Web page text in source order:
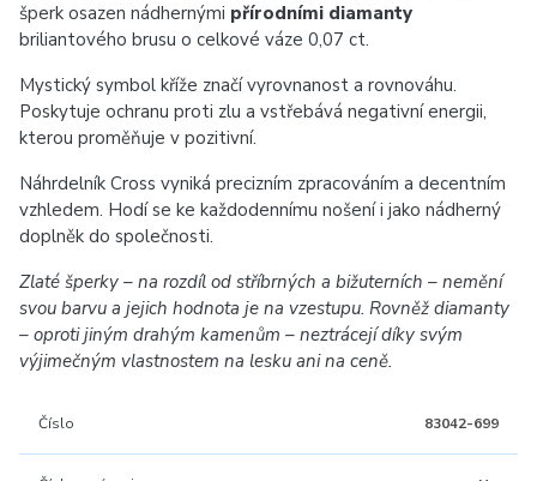
šperk osazen nádhernými přírodními diamanty
briliantového brusu o celkové váze 0,07 ct.
Mystický symbol kříže značí vyrovnanost a rovnováhu.
Poskytuje ochranu proti zlu a vstřebává negativní energii,
kterou proměňuje v pozitivní.
Náhrdelník Cross vyniká precizním zpracováním a decentním
vzhledem. Hodí se ke každodennímu nošení i jako nádherný
doplněk do společnosti.
Zlaté šperky – na rozdíl od stříbrných a bižuterních – nemění
svou barvu a jejich hodnota je na vzestupu. Rovněž diamanty
– oproti jiným drahým kamenům – neztrácejí díky svým
výjimečným vlastnostem na lesku ani na ceně.
Číslo 83042-699